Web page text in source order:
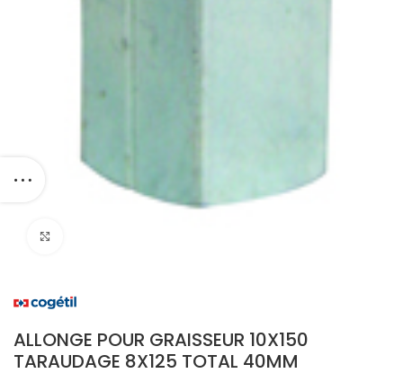
ALLONGE POUR GRAISSEUR 10X150
TARAUDAGE 8X125 TOTAL 40MM